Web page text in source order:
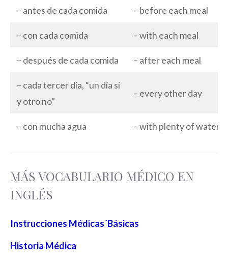
– antes de cada comida – before each meal
– con cada comida – with each meal
– después de cada comida – after each meal
– cada tercer día, “un día sí
y otro no”
– every other day
– con mucha agua – with plenty of water
MÁS VOCABULARIO MÉDICO EN
INGLÉS
Instrucciones Médicas´Básicas
Historia Médica